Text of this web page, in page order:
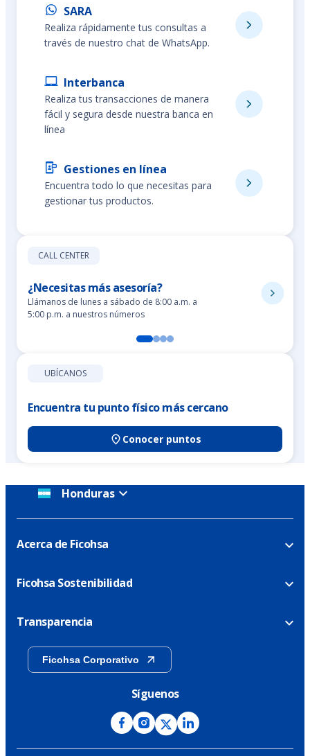
SARA
Realiza rápidamente tus consultas a
través de nuestro chat de WhatsApp.
Interbanca
Realiza tus transacciones de manera
fácil y segura desde nuestra banca en
línea
Gestiones en línea
Encuentra todo lo que necesitas para
gestionar tus productos.
CALL CENTER
¿Necesitas más asesoría?
Llámanos de lunes a sábado de 8:00 a.m. a
5:00 p.m. a nuestros números
UBÍCANOS
Encuentra tu punto físico más cercano
Conocer puntos
Honduras
Acerca de Ficohsa
Ficohsa Sostenibilidad
Transparencia
Ficohsa Corporativo
Síguenos